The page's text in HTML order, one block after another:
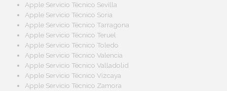
Apple Servicio Técnico Sevilla
Apple Servicio Técnico Soria
Apple Servicio Técnico Tarragona
Apple Servicio Técnico Teruel
Apple Servicio Técnico Toledo
Apple Servicio Técnico Valencia
Apple Servicio Técnico Valladolid
Apple Servicio Técnico Vizcaya
Apple Servicio Técnico Zamora